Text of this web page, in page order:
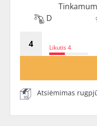
D
Likutis 4
Atsiėmimas